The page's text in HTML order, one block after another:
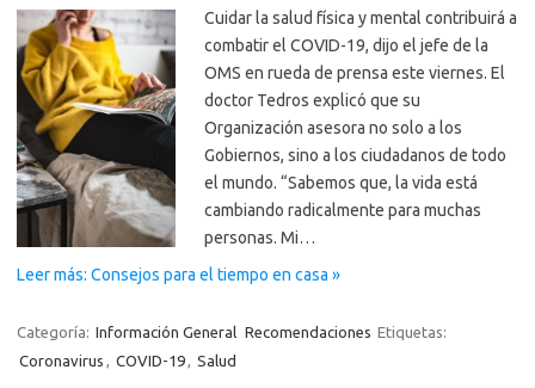
Cuidar la salud física y mental contribuirá a
combatir el COVID-19, dijo el jefe de la
OMS en rueda de prensa este viernes. El
doctor Tedros explicó que su
Organización asesora no solo a los
Gobiernos, sino a los ciudadanos de todo
el mundo. “Sabemos que, la vida está
cambiando radicalmente para muchas
personas. Mi…
Leer más: Consejos para el tiempo en casa »
Categoría: Información General Recomendaciones Etiquetas:
Coronavirus , COVID-19, Salud